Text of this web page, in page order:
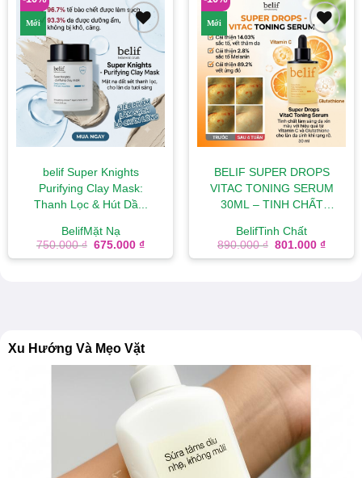
Mới
Add to
wishlist
belif Super Knights
Purifying Clay Mask:
Thanh Lọc & Hút Dầ...
BelifMặt Nạ
750.000₫ Giá
675.000 ₫Giá
Mới
Add to
wishlist
BELIF SUPER DROPS
VITAC TONING SERUM
30ML – TINH CHẤT
BelifTinh Chất
890.000₫ Giá
801.000 ₫Giá
Xu Hướng Và Mẹo Vặt